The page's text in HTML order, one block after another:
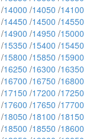
/14000 /14050 /14100
/14450 /14500 /14550
/14900 /14950 /15000
/15350 /15400 /15450
/15800 /15850 /15900
/16250 /16300 /16350
/16700 /16750 /16800
/17150 /17200 /17250
/17600 /17650 /17700
/18050 /18100 /18150
/18500 /18550 /18600